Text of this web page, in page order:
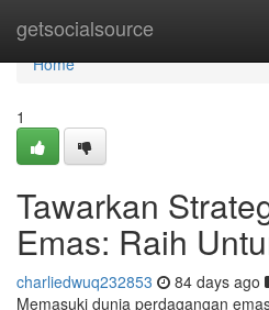
getsocialsource
Home
Home
1
Tawarkan
Emas: Raih
charliedwuq232853 84 days ago
Memasuki dunia perdagangan